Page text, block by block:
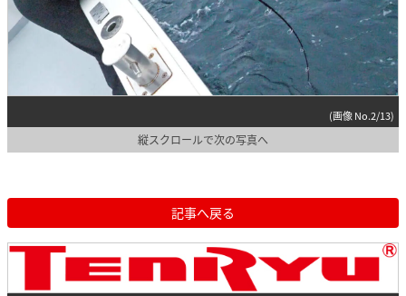
(画像 No.2/13)
縦スクロールで次の写真へ
記事へ戻る